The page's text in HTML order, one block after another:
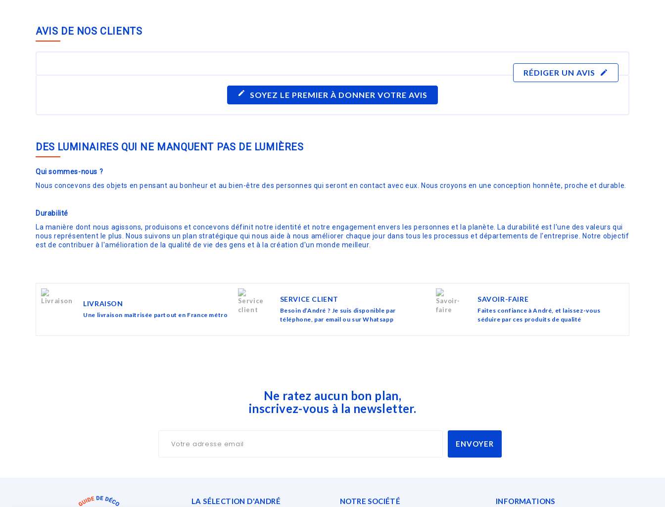
AVIS DE NOS CLIENTS
RÉDIGER UN AVIS edit
edit SOYEZ LE PREMIER À DONNER VOTRE AVIS
DES LUMINAIRES QUI NE MANQUENT PAS DE LUMIÈRES
Qui sommes-nous ?
Nous concevons des objets en pensant au bonheur et au bien-être des personnes qui seront en contact avec eux. Nous croyons en une conception honnête, proche et durable.
Durabilité
La manière dont nous agissons, produisons et concevons définit notre identité et notre engagement envers les personnes et la planète. La durabilité est l'une des valeurs qui
nous représentent le plus. Nous suivons un plan stratégique qui nous aide à nous améliorer chaque jour dans tous les processus et départements de l'entreprise. Notre objectif
est de contribuer à l'amélioration de la qualité de vie des gens et à la création d'un monde meilleur.
LIVRAISON
Une livraison maîtrisée partout en France métro
SERVICE CLIENT
Besoin d’André ? Je suis disponible par
téléphone, par email ou sur Whatsapp
SAVOIR-FAIRE
Faites confiance à André, et laissez-vous
séduire par ces produits de qualité
Ne ratez aucun bon plan,
inscrivez-vous à la newsletter.
LA SÉLECTION D'ANDRÉ NOTRE SOCIÉTÉ INFORMATIONS